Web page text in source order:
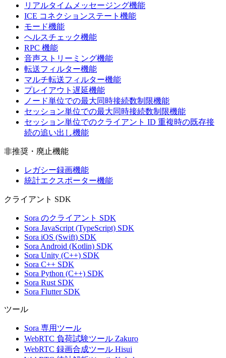
リアルタイムメッセージング機能
ICE コネクションステート機能
モード機能
ヘルスチェック機能
RPC 機能
音声ストリーミング機能
転送フィルター機能
マルチ転送フィルター機能
プレイアウト遅延機能
ノード単位での最大同時接続数制限機能
セッション単位での最大同時接続数制限機能
セッション単位でのクライアント ID 重複時の既存接
続の追い出し機能
非推奨・廃止機能
レガシー録画機能
統計エクスポーター機能
クライアント SDK
Sora のクライアント SDK
Sora JavaScript (TypeScript) SDK
Sora iOS (Swift) SDK
Sora Android (Kotlin) SDK
Sora Unity (C++) SDK
Sora C++ SDK
Sora Python (C++) SDK
Sora Rust SDK
Sora Flutter SDK
ツール
Sora 専用ツール
WebRTC 負荷試験ツール Zakuro
WebRTC 録画合成ツール Hisui